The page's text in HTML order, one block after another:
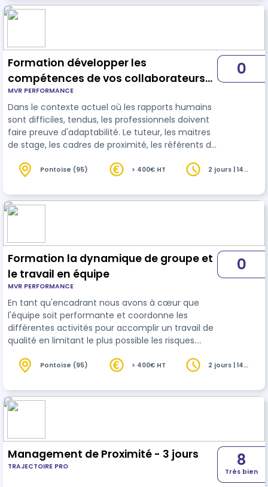
Formation développer les
compétences de vos collaborateurs
et responsabilisez vos équipes
efficaces
MVR PERFORMANCE
Dans le contexte actuel où les rapports humains
sont difficiles, tendus, les professionnels doivent
faire preuve d'adaptabilité. Le tuteur, les maitres
de stage, les cadres de proximité, les référents de
ont à donner du sens aux actions de formation
compétences professionnelles et le co-
développement. Cette formation est consacrée
0
Pontoise (95) > 400€ HT
2 jours | 14
Formation la dynamique de groupe et
le travail en équipe
MVR PERFORMANCE
En tant qu'encadrant nous avons à cœur que
l'équipe soit performante et coordonne les
différentes activités pour accomplir un travail de
qualité en limitant le plus possible les risques.
tels que la santé ou le médico-social. Ce
crucial. Si vous êtes conscient des facteurs qui
favorisent une bonne dynamique, vous serez
0
Pontoise (95) > 400€ HT
2 jours | 14
Management de Proximité - 3 jours
TRAJECTOIRE PRO 8
Très bien